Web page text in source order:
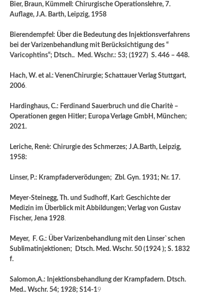
Bier, Braun, Kümmell: Chirurgische Operationslehre, 7.
Auflage, J.A. Barth, Leipzig, 1958
Bierendempfel: Über die Bedeutung des Injektionsverfahrens
bei der Varizenbehandlung mit Berücksichtigung des “
Varicophtins“; Dtsch.. Med. Wschr.: 53; (1927) S. 446 – 448.
Hach, W. et al.: VenenChirurgie; Schattauer Verlag Stuttgart,
2006.
Hardinghaus, C.: Ferdinand Sauerbruch und die Charitè –
Operationen gegen Hitler; Europa Verlage GmbH, München;
2021.
Leriche, Renè: Chirurgie des Schmerzes; J.A.Barth, Leipzig,
1958:
Linser, P.: Krampfaderverödungen; Zbl. Gyn. 1931; Nr. 17.
Meyer-Steinegg, Th. und Sudhoff, Karl: Geschichte der
Medizin im Überblick mit Abbildungen; Verlag von Gustav
Fischer, Jena 1928.
Meyer, F. G.: Über Varizenbehandlung mit den Linser`schen
Sublimatinjektionen; Dtsch. Med. Wschr. 50 (1924 ); S. 1832
f.
Salomon,A.: Injektionsbehandlung der Krampfadern. Dtsch.
Med.. Wschr. 54; 1928; S14-19